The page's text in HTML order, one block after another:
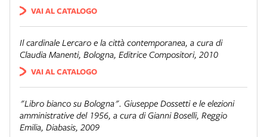
VAI AL CATALOGO
Il cardinale Lercaro e la città contemporanea, a cura di
Claudia Manenti, Bologna, Editrice Compositori, 2010
VAI AL CATALOGO
"Libro bianco su Bologna". Giuseppe Dossetti e le elezioni
amministrative del 1956, a cura di Gianni Boselli, Reggio
Emilia, Diabasis, 2009